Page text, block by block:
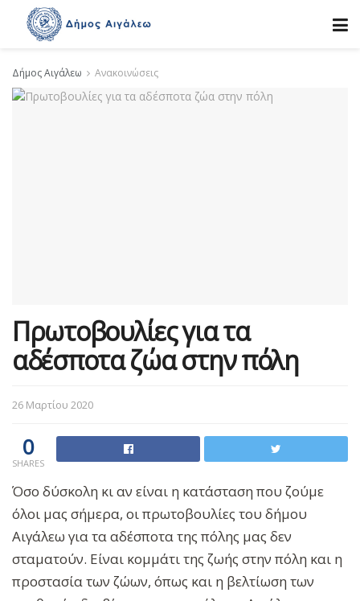
Δήμος Αιγάλεω Ανακοινώσεις
Πρωτοβουλίες για τα
αδέσποτα ζώα στην πόλη
26 Μαρτίου 2020
0
SHARES
Όσο δύσκολη κι αν είναι η κατάσταση που ζούμε
όλοι μας σήμερα, οι πρωτοβουλίες του δήμου
Αιγάλεω για τα αδέσποτα της πόλης μας δεν
σταματούν. Είναι κομμάτι της ζωής στην πόλη και η
προστασία των ζώων, όπως και η βελτίωση των